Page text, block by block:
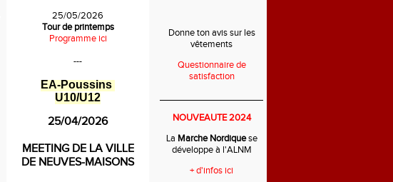
25/05/2026
Tour de printemps
Programme ici
---
EA-Poussins
U10/U12
25/04/2026
MEETING DE LA VILLE
DE NEUVES-MAISONS
Donne ton avis sur les
vêtements
Questionnaire de
satisfaction
NOUVEAUTE 2024
La Marche Nordiquese
développe à l'ALNM
+ d'infos ici